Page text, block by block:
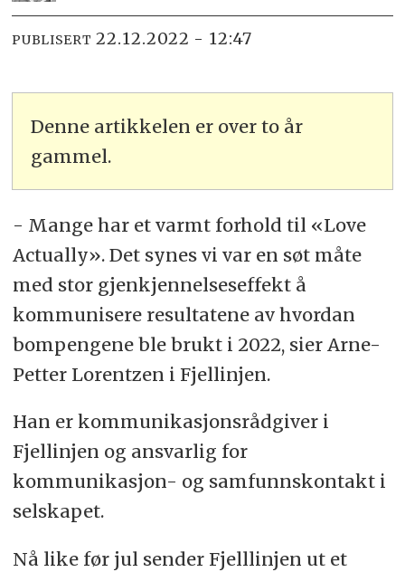
PUBLISERT 22.12.2022 - 12:47
Denne artikkelen er over to år
gammel.
- Mange har et varmt forhold til «Love
Actually». Det synes vi var en søt måte
med stor gjenkjennelseseffekt å
kommunisere resultatene av hvordan
bompengene ble brukt i 2022, sier Arne-
Petter Lorentzen i Fjellinjen.
Han er kommunikasjonsrådgiver i
Fjellinjen og ansvarlig for
kommunikasjon- og samfunnskontakt i
selskapet.
Nå like før jul sender Fjelllinjen ut et